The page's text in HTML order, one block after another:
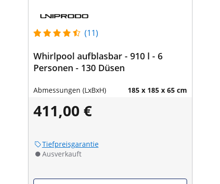
(11)
Whirlpool aufblasbar - 910 l - 6
Personen - 130 Düsen
Abmessungen (LxBxH) 185 x 185 x 65 cm
411,00 €
Tiefpreisgarantie
Ausverkauft